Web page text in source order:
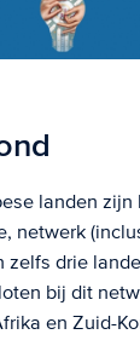
landen zijn
netwerk
zelfs drie
bij dit
en Zuid-